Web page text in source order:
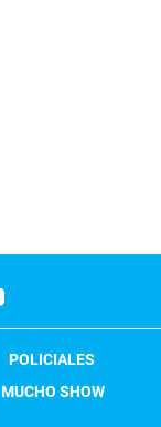
POLICIALES
MUCHO SHOW